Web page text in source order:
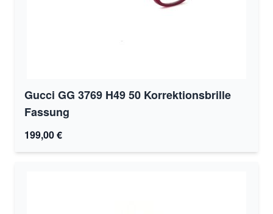
Gucci GG 3769 H49 50 Korrektionsbrille
Fassung
199,00 €